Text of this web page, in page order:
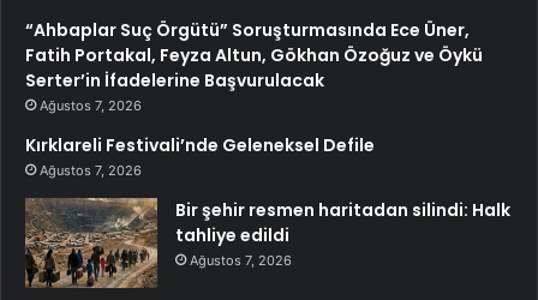
“Ahbaplar Suç Örgütü” Soruşturmasında Ece Üner,
Fatih Portakal, Feyza Altun, Gökhan Özoğuz ve Öykü
Serter’in İfadelerine Başvurulacak
Ağustos 7, 2026
Kırklareli Festivali’nde Geleneksel Defile
Ağustos 7, 2026
Bir şehir resmen haritadan silindi: Halk
tahliye edildi
Ağustos 7, 2026